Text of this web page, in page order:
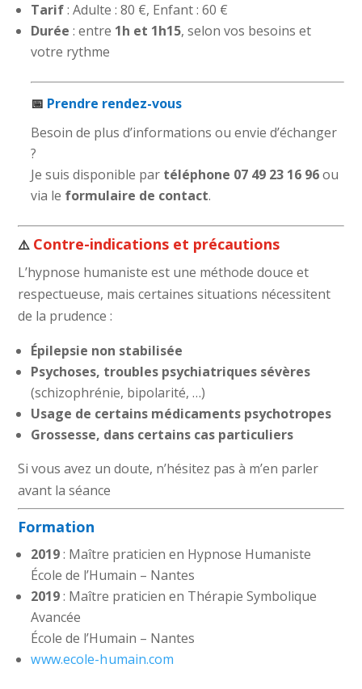
Tarif: Adulte : 80 €, Enfant : 60 €
Durée : entre 1h et 1h15, selon vos besoins et
votre rythme
📅 Prendre rendez-vous
Besoin de plus d’informations ou envie d’échanger
?
Je suis disponible par téléphone 07 49 23 16 96ou
via le formulaire de contact.
⚠️ Contre-indications et précautions
L’hypnose humaniste est une méthode douce et
respectueuse, mais certaines situations nécessitent
de la prudence :
Épilepsie non stabilisée
Psychoses, troubles psychiatriques sévères
(schizophrénie, bipolarité, …)
Usage de certains médicaments psychotropes
Grossesse, dans certains cas particuliers
Si vous avez un doute, n’hésitez pas à m’en parler
avant la séance
Formation
2019: Maître praticien en Hypnose Humaniste
École de l’Humain – Nantes
2019: Maître praticien en Thérapie Symbolique
Avancée
École de l’Humain – Nantes
www.ecole-humain.com